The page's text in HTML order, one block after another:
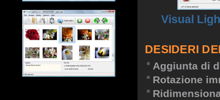
Visual
DESIDERI
Aggiunta di
Rotazione